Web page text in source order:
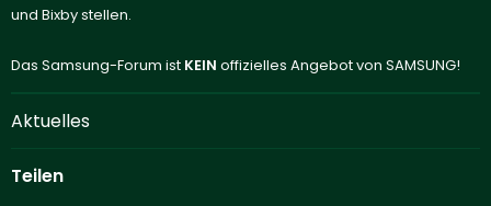
und Bixby stellen.
Das Samsung-Forum ist KEIN offizielles Angebot von SAMSUNG!
Aktuelles
Teilen